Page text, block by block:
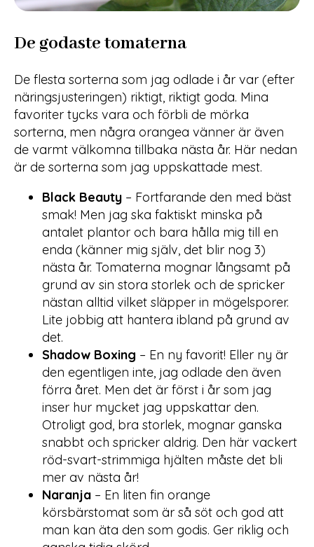
De godaste tomaterna
De flesta sorterna som jag odlade i år var (efter
näringsjusteringen) riktigt, riktigt goda. Mina
favoriter tycks vara och förbli de mörka
sorterna, men några orangea vänner är även
de varmt välkomna tillbaka nästa år. Här nedan
är de sorterna som jag uppskattade mest.
Black Beauty – Fortfarande den med bäst
smak! Men jag ska faktiskt minska på
antalet plantor och bara hålla mig till en
enda (känner mig själv, det blir nog 3)
nästa år. Tomaterna mognar långsamt på
grund av sin stora storlek och de spricker
nästan alltid vilket släpper in mögelsporer.
Lite jobbig att hantera ibland på grund av
det.
Shadow Boxing – En ny favorit! Eller ny är
den egentligen inte, jag odlade den även
förra året. Men det är först i år som jag
inser hur mycket jag uppskattar den.
Otroligt god, bra storlek, mognar ganska
snabbt och spricker aldrig. Den här vackert
röd-svart-strimmiga hjälten måste det bli
mer av nästa år!
Naranja – En liten fin orange
körsbärstomat som är så söt och god att
man kan äta den som godis. Ger riklig och